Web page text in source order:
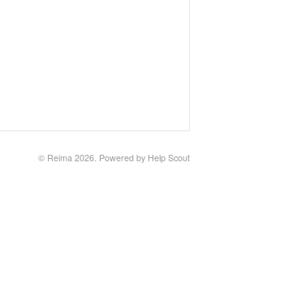
© Reima 2026. Powered by Help Scout